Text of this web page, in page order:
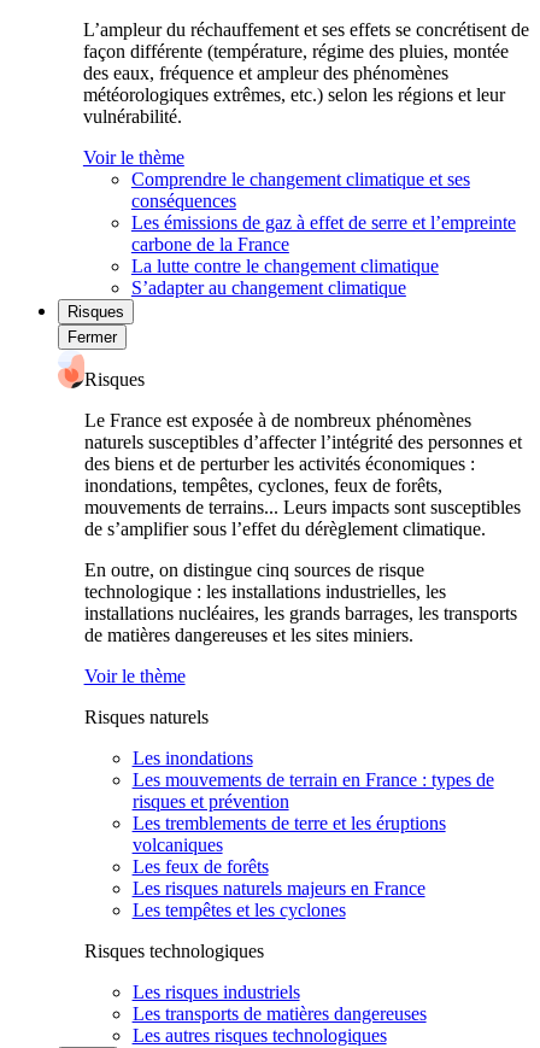
L’ampleur du réchauffement et ses effets se concrétisent de
façon différente (température, régime des pluies, montée
des eaux, fréquence et ampleur des phénomènes
météorologiques extrêmes, etc.) selon les régions et leur
vulnérabilité.
Voir le thème
Comprendre le changement climatique et ses
conséquences
Les émissions de gaz à effet de serre et l’empreinte
carbone de la France
La lutte contre le changement climatique
S’adapter au changement climatique
Risques
Fermer
Risques
Le France est exposée à de nombreux phénomènes
naturels susceptibles d’affecter l’intégrité des personnes et
des biens et de perturber les activités économiques :
inondations, tempêtes, cyclones, feux de forêts,
mouvements de terrains... Leurs impacts sont susceptibles
de s’amplifier sous l’effet du dérèglement climatique.
En outre, on distingue cinq sources de risque
technologique : les installations industrielles, les
installations nucléaires, les grands barrages, les transports
de matières dangereuses et les sites miniers.
Voir le thème
Risques naturels
Les inondations
Les mouvements de terrain en France : types de
risques et prévention
Les tremblements de terre et les éruptions
volcaniques
Les feux de forêts
Les risques naturels majeurs en France
Les tempêtes et les cyclones
Risques technologiques
Les risques industriels
Les transports de matières dangereuses
Les autres risques technologiques